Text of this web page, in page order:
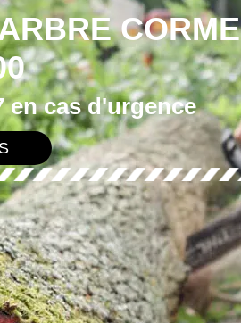
CORME
en cas d'urgence